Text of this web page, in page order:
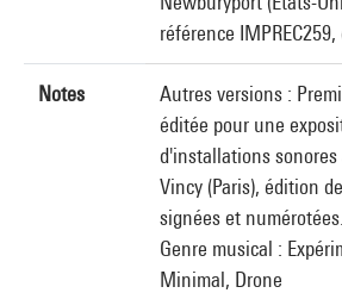
référence
Notes
Autres versions :
éditée pour une
d'installations sonores
Vincy (Paris), édition
signées et numérotées.
Genre musical :
Minimal, Drone